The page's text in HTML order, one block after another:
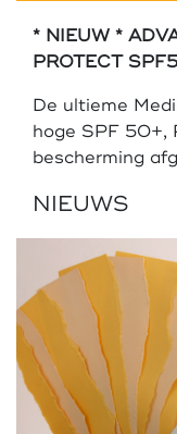
* NIEUW *
PROTECT
De ultieme
hoge SPF 50+,
bescherming
NIEUWS